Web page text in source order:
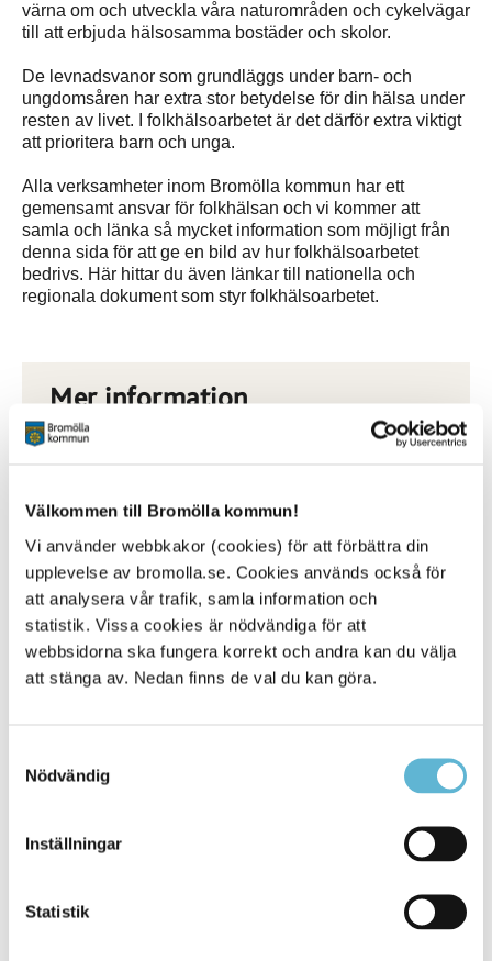
Välkommen till Bromölla kommun!
Vi använder webbkakor (cookies) för att förbättra din
upplevelse av bromolla.se. Cookies används också för
att analysera vår trafik, samla information och
statistik. Vissa cookies är nödvändiga för att
webbsidorna ska fungera korrekt och andra kan du välja
att stänga av. Nedan finns de val du kan göra.
Nödvändig
Inställningar
Statistik
värna om och utveckla våra naturområden och cykelvägar
till att erbjuda hälsosamma bostäder och skolor.
De levnadsvanor som grundläggs under barn- och
ungdomsåren har extra stor betydelse för din hälsa under
resten av livet. I folkhälsoarbetet är det därför extra viktigt
att prioritera barn och unga.
Alla verksamheter inom Bromölla kommun har ett
gemensamt ansvar för folkhälsan och vi kommer att
samla och länka så mycket information som möjligt från
denna sida för att ge en bild av hur folkhälsoarbetet
bedrivs. Här hittar du även länkar till nationella och
regionala dokument som styr folkhälsoarbetet.
Mer information
Bromölla kommun folkhälsostrategi 2024-2027
Regeringen - Nationella folkhälsopolitiska mål
Folkhälsomyndigheten - Nationella
folkhälsomål och målområden
Folkhälsomyndigheten
Kommissionen för jämlik hälsa
Sveriges Kommuner och Regioner (SKR)
Globala målen för hållbar utveckling